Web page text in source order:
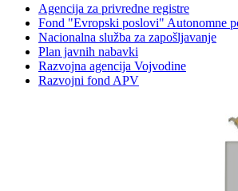
Agencija za privredne registre
Fond "Evropski poslovi" Autonomne
Nacionalna služba za zapošljavanje
Plan javnih nabavki
Razvojna agencija Vojvodine
Razvojni fond APV